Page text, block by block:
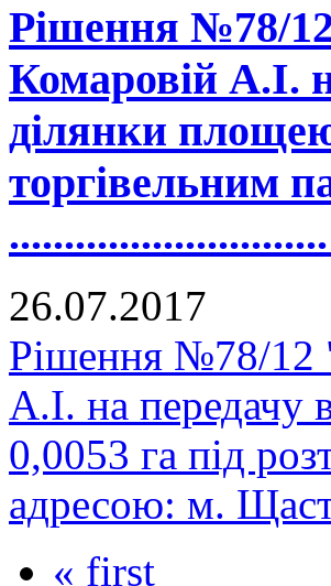
Рішення №78/
Комаровій А.І.
ділянки
торгівельним
26.07.2017
Рішення №78/12
А.І. на передачу
0,0053 га під
адресою: м.
« first